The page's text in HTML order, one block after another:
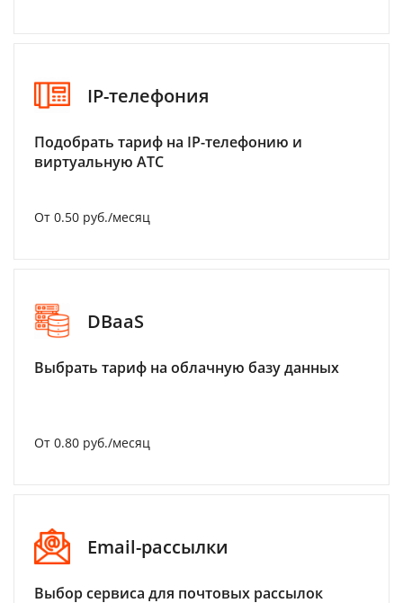
IP-телефония
Подобрать тариф на IP-телефонию и
виртуальную АТС
От 0.50 руб./месяц
DBaaS
Выбрать тариф на облачную базу данных
От 0.80 руб./месяц
Email-рассылки
Выбор сервиса для почтовых рассылок